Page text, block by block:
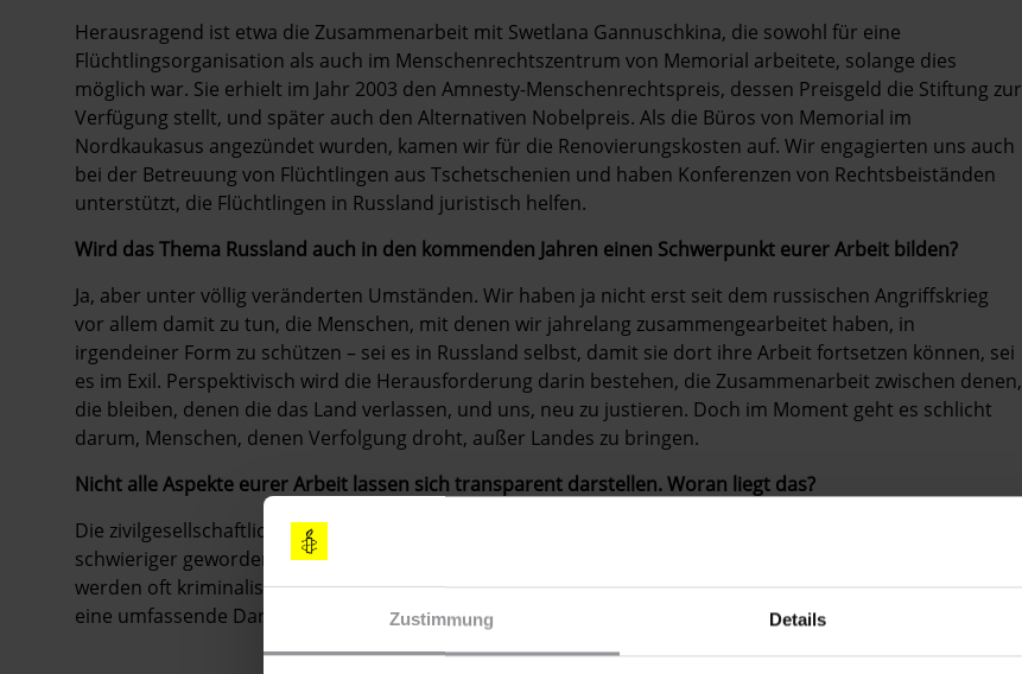
Zustimmung Details
Herausragend ist etwa die Zusammenarbeit mit Swetlana Gannuschkina, die sowohl für eine
Flüchtlingsorganisation als auch im Menschenrechtszentrum von Memorial arbeitete, solange dies
möglich war. Sie erhielt im Jahr 2003 den Amnesty-Menschenrechtspreis, dessen Preisgeld die Stiftung zur
Verfügung stellt, und später auch den Alternativen Nobelpreis. Als die Büros von Memorial im
Nordkaukasus angezündet wurden, kamen wir für die Renovierungskosten auf. Wir engagierten uns auch
bei der Betreuung von Flüchtlingen aus Tschetschenien und haben Konferenzen von Rechtsbeiständen
unterstützt, die Flüchtlingen in Russland juristisch helfen.
Wird das Thema Russland auch in den kommenden Jahren einen Schwerpunkt eurer Arbeit bilden?
Ja, aber unter völlig veränderten Umständen. Wir haben ja nicht erst seit dem russischen Angriffskrieg
vor allem damit zu tun, die Menschen, mit denen wir jahrelang zusammengearbeitet haben, in
irgendeiner Form zu schützen – sei es in Russland selbst, damit sie dort ihre Arbeit fortsetzen können, sei
es im Exil. Perspektivisch wird die Herausforderung darin bestehen, die Zusammenarbeit zwischen denen,
die bleiben, denen die das Land verlassen, und uns, neu zu justieren. Doch im Moment geht es schlicht
darum, Menschen, denen Verfolgung droht, außer Landes zu bringen.
Nicht alle Aspekte eurer Arbeit lassen sich transparent darstellen. Woran liegt das?
Die zivilgesellschaftliche Arbeit in den Ländern, in denen wir Organisationen unterstützen, ist immer
schwieriger geworden. Die Organisationen stehen stark unter Druck, und ihre Verbindungen ins Ausland
werden oft kriminalisiert. Natürlich stellen wir unsere Arbeit gegenüber der Stiftungsaufsicht offen, aber
eine umfassende Darstellung unserer Tätigkeit in der Öffentlichkeit könnte Menschen gefährden.